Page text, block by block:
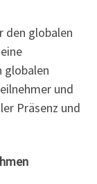
den globalen
globalen
und
Präsenz und